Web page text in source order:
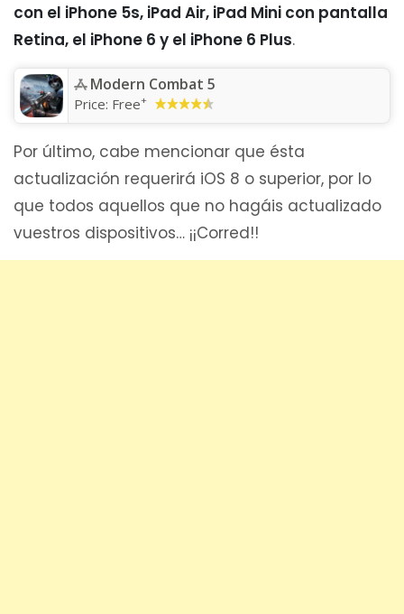
con el iPhone 5s, iPad Air, iPad Mini con pantalla
Retina, el iPhone 6 y el iPhone 6 Plus.
Modern Combat 5
Price: Free+
Por último, cabe mencionar que ésta
actualización requerirá iOS 8 o superior, por lo
que todos aquellos que no hagáis actualizado
vuestros dispositivos… ¡¡Corred!!